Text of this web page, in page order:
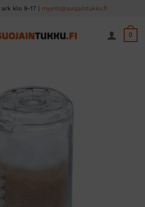
ark klo 9-17 | myynti@suojaintukku.fi
0